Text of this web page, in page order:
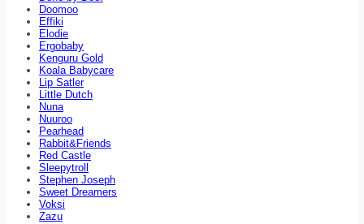
Doomoo
Effiki
Elodie
Ergobaby
Kenguru Gold
Koala Babycare
Lip Satler
Little Dutch
Nuna
Nuuroo
Pearhead
Rabbit&Friends
Red Castle
Sleepytroll
Stephen Joseph
Sweet Dreamers
Voksi
Zazu